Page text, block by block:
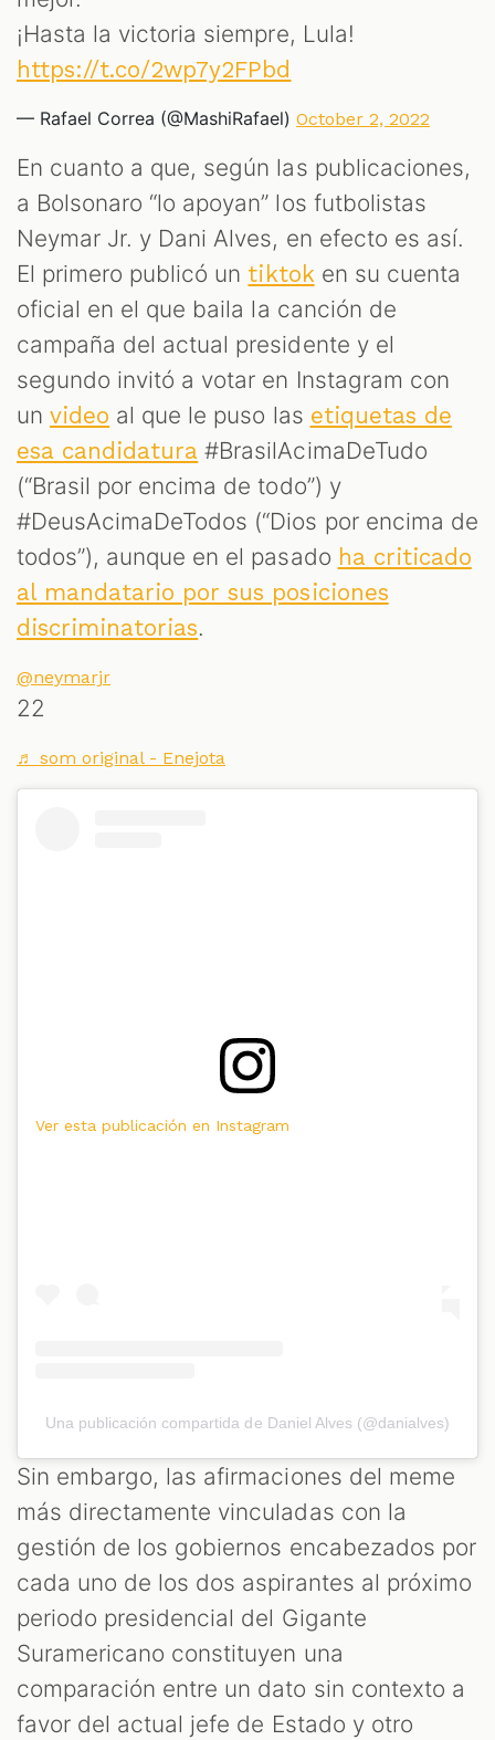
¡Hasta la victoria siempre, Lula!
https://t.co/2wp7y2FPbd
— Rafael Correa (@MashiRafael) October 2, 2022
En cuanto a que, según las publicaciones,
a Bolsonaro “lo apoyan” los futbolistas
Neymar Jr. y Dani Alves, en efecto es así.
El primero publicó un tiktok en su cuenta
oficial en el que baila la canción de
campaña del actual presidente y el
segundo invitó a votar en Instagram con
unvideo al que le puso las etiquetas de
esa candidatura #BrasilAcimaDeTudo
(“Brasil por encima de todo”) y
#DeusAcimaDeTodos (“Dios por encima de
todos”), aunque en el pasado ha criticado
al mandatario por sus posiciones
discriminatorias.
@neymarjr
22
♬ som original - Enejota
Ver esta publicación en Instagram
Una publicación compartida de Daniel Alves (@danialves)
Sin embargo, las afirmaciones del meme
más directamente vinculadas con la
gestión de los gobiernos encabezados por
cada uno de los dos aspirantes al próximo
periodo presidencial del Gigante
Suramericano constituyen una
comparación entre un dato sin contexto a
favor del actual jefe de Estado y otro